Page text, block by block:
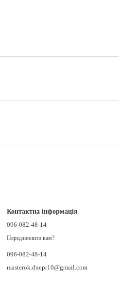
Контактна інформація
096-082-48-14
Передзвонити вам?
096-082-48-14
masterok.dnepr10@gmail.com